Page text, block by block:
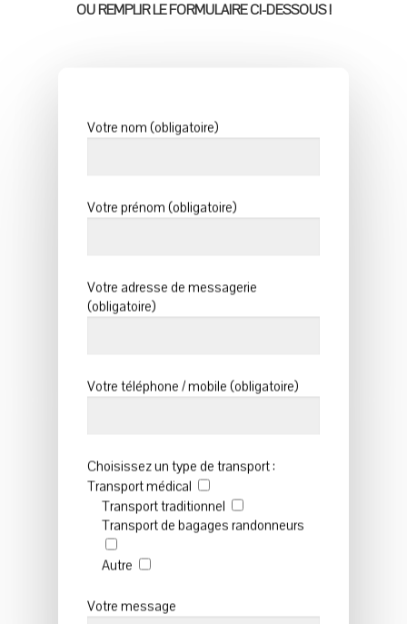
OU REMPLIR LE FORMULAIRE CI-DESSOUS !
Votre nom (obligatoire)
Votre prénom (obligatoire)
Votre adresse de messagerie
(obligatoire)
Votre téléphone / mobile (obligatoire)
Choisissez un type de transport :
Transport médical
Transport traditionnel
Transport de bagages randonneurs
Autre
Votre message